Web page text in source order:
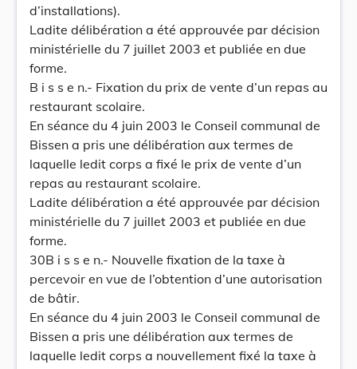
d’installations).
Ladite délibération a été approuvée par décision
ministérielle du 7 juillet 2003 et publiée en due
forme.
B i s s e n.- Fixation du prix de vente d’un repas au
restaurant scolaire.
En séance du 4 juin 2003 le Conseil communal de
Bissen a pris une délibération aux termes de
laquelle ledit corps a fixé le prix de vente d’un
repas au restaurant scolaire.
Ladite délibération a été approuvée par décision
ministérielle du 7 juillet 2003 et publiée en due
forme.
30B i s s e n.- Nouvelle fixation de la taxe à
percevoir en vue de l’obtention d’une autorisation
de bâtir.
En séance du 4 juin 2003 le Conseil communal de
Bissen a pris une délibération aux termes de
laquelle ledit corps a nouvellement fixé la taxe à